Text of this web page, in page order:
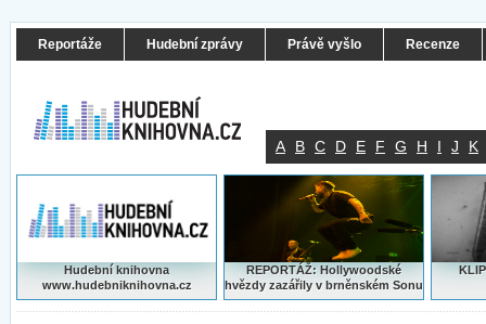
Reportáže Hudební zprávy Právě vyšlo Recenze
A B C D E F G H I J K
Hudební knihovna
www.hudebniknihovna.cz
REPORTÁŽ: Hollywoodské
hvězdy zazářily v brněnském Sonu